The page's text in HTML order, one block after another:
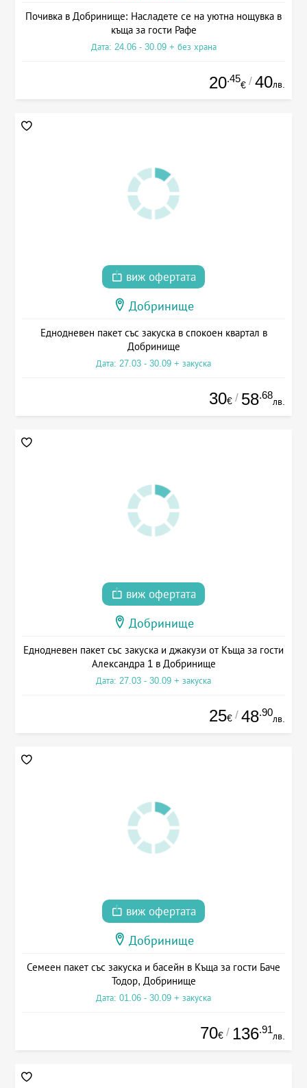
Почивка в Добринище: Насладете се на уютна нощувка в
къща за гости Рафе
Дата: 24.06 - 30.09 + без храна
20.45
€ / 40лв.
виж офертата
Добринище
Еднодневен пакет със закуска в спокоен квартал в
Добринище
Дата: 27.03 - 30.09 + закуска
30€ / 58.68
лв.
виж офертата
Добринище
Еднодневен пакет със закуска и джакузи от Къща за гости
Александра 1 в Добринище
Дата: 27.03 - 30.09 + закуска
25€ / 48.90
лв.
виж офертата
Добринище
Семеен пакет със закуска и басейн в Къща за гости Баче
Тодор, Добринище
Дата: 01.06 - 30.09 + закуска
70€ / 136.91
лв.